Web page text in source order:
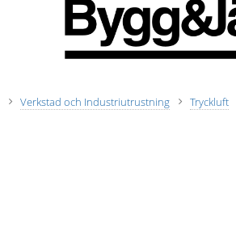
Verkstad och Industriutrustning Tryckluft